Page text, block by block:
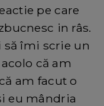
pe care
in râs.
să îmi scrie un
că am
am facut o
eu mândria